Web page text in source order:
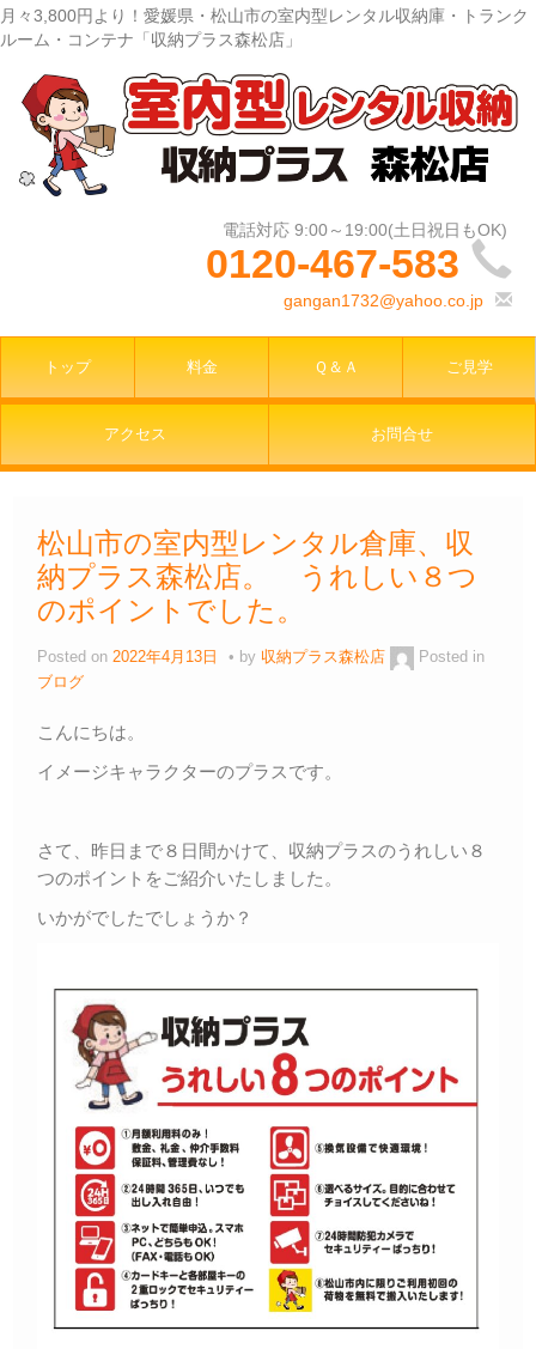
月々3,800円より！愛媛県・松山市の室内型レンタル収納庫・トランク
ルーム・コンテナ「収納プラス森松店」
0120-467-583
gangan1732@yahoo.co.jp
トップ 料金 Ｑ＆Ａ ご見学
アクセス お問合せ
松山市の室内型レンタル倉庫、収
納プラス森松店。 うれしい８つ
のポイントでした。
Posted on 2022年4月13日 by 収納プラス森松店
Posted in
ブログ
こんにちは。
イメージキャラクターのプラスです。
さて、昨日まで８日間かけて、収納プラスのうれしい８
つのポイントをご紹介いたしました。
いかがでしたでしょうか？